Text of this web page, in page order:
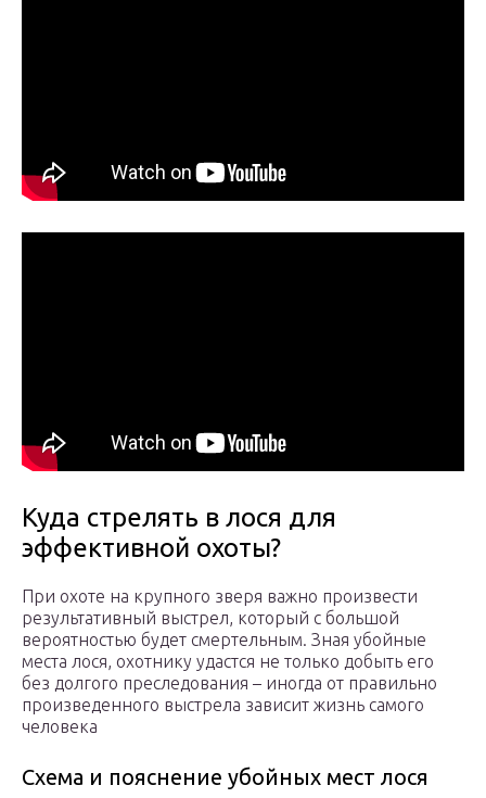
Куда стрелять в лося для
эффективной охоты?
При охоте на крупного зверя важно произвести
результативный выстрел, который с большой
вероятностью будет смертельным. Зная убойные
места лося, охотнику удастся не только добыть его
без долгого преследования – иногда от правильно
произведенного выстрела зависит жизнь самого
человека
Схема и пояснение убойных мест лося